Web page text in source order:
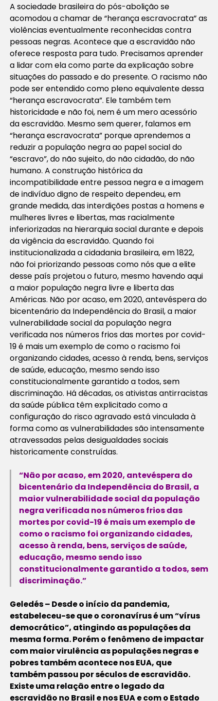
A sociedade brasileira do pós-abolição se
acomodou a chamar de “herança escravocrata” as
violências eventualmente reconhecidas contra
pessoas negras. Acontece que a escravidão não
oferece resposta para tudo. Precisamos aprender
a lidar com ela como parte da explicação sobre
situações do passado e do presente. O racismo não
pode ser entendido como pleno equivalente dessa
“herança escravocrata”. Ele também tem
historicidade e não foi, nem é um mero acessório
da escravidão. Mesmo sem querer, falamos em
“herança escravocrata” porque aprendemos a
reduzir a população negra ao papel social do
“escravo”, do não sujeito, do não cidadão, do não
humano. A construção histórica da
incompatibilidade entre pessoa negra e a imagem
de indivíduo digno de respeito dependeu, em
grande medida, das interdições postas a homens e
mulheres livres e libertas, mas racialmente
inferiorizadas na hierarquia social durante e depois
da vigência da escravidão. Quando foi
institucionalizada a cidadania brasileira, em 1822,
não foi priorizando pessoas como nós que a elite
desse país projetou o futuro, mesmo havendo aqui
a maior população negra livre e liberta das
Américas. Não por acaso, em 2020, antevéspera do
bicentenário da Independência do Brasil, a maior
vulnerabilidade social da população negra
verificada nos números frios das mortes por covid-
19 é mais um exemplo de como o racismo foi
organizando cidades, acesso à renda, bens, serviços
de saúde, educação, mesmo sendo isso
constitucionalmente garantido a todos, sem
discriminação. Há décadas, os ativistas antirracistas
da saúde pública têm explicitado como a
configuração do risco agravado está vinculada à
forma como as vulnerabilidades são intensamente
atravessadas pelas desigualdades sociais
historicamente construídas.
“Não por acaso, em 2020, antevéspera do
bicentenário da Independência do Brasil, a
maior vulnerabilidade social da população
negra verificada nos números frios das
mortes por covid-19 é mais um exemplo de
como o racismo foi organizando cidades,
acesso à renda, bens, serviços de saúde,
educação, mesmo sendo isso
constitucionalmente garantido a todos, sem
discriminação.”
Geledés – Desde o início da pandemia,
estabeleceu-se que o coronavírus é um “vírus
democrático”, atingindo as populações da
mesma forma. Porém o fenômeno de impactar
com maior virulência as populações negras e
pobres também acontece nos EUA, que
também passou por séculos de escravidão.
Existe uma relação entre o legado da
escravidão no Brasil e nos EUA e com o Estado